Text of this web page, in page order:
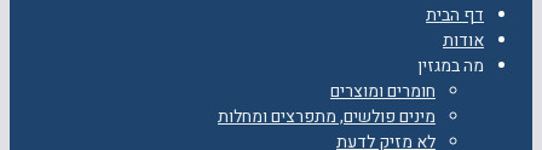
דף הבית
אודות
מה במגזין
חומרים ומוצרים
מינים פולשים, מתפרצים ומחלות
לא מזיק לדעת